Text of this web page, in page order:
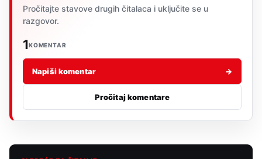
Pročitajte stavove drugih čitalaca i uključite se u
razgovor.
1KOMENTAR
Napiši komentar →
Pročitaj komentare